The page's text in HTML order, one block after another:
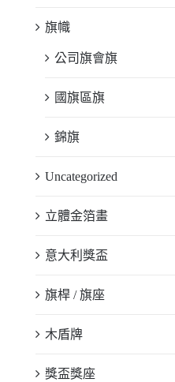
旗幟
公司旗會旗
國旗區旗
錦旗
Uncategorized
立體金箔畫
意大利獎盃
旗桿 / 旗座
木盾牌
獎盃獎座